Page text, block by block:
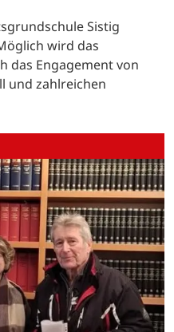
Sistig
wird das
das Engagement von
und zahlreichen